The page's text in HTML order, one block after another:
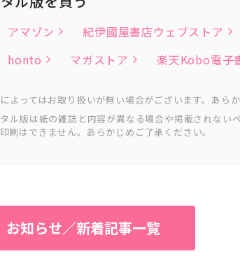
アマゾン
紀伊國屋書店ウェブストア
honto
マガストア 楽天Kobo電子
よってはお取り扱いが無い場合がございます。あら
ル版は紙の雑誌と内容が異なる場合や掲載されない
刷はできません。あらかじめご了承ください。
お知らせ／新着記事一覧